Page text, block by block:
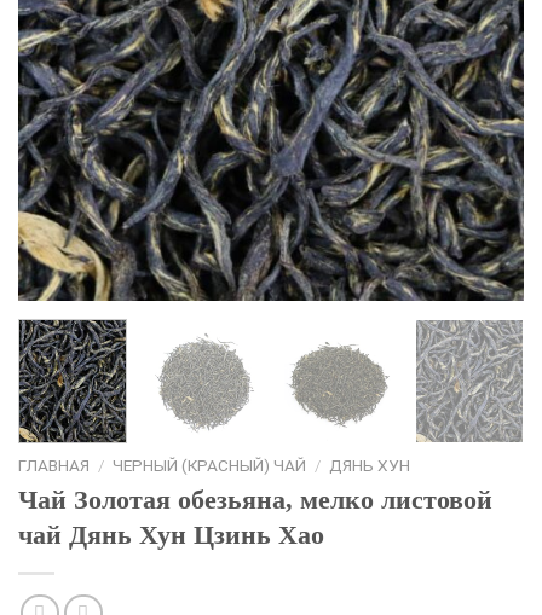
ГЛАВНАЯ / ЧЕРНЫЙ (КРАСНЫЙ) ЧАЙ / ДЯНЬ ХУН
Чай Золотая обезьяна, мелко листовой
чай Дянь Хун Цзинь Хао